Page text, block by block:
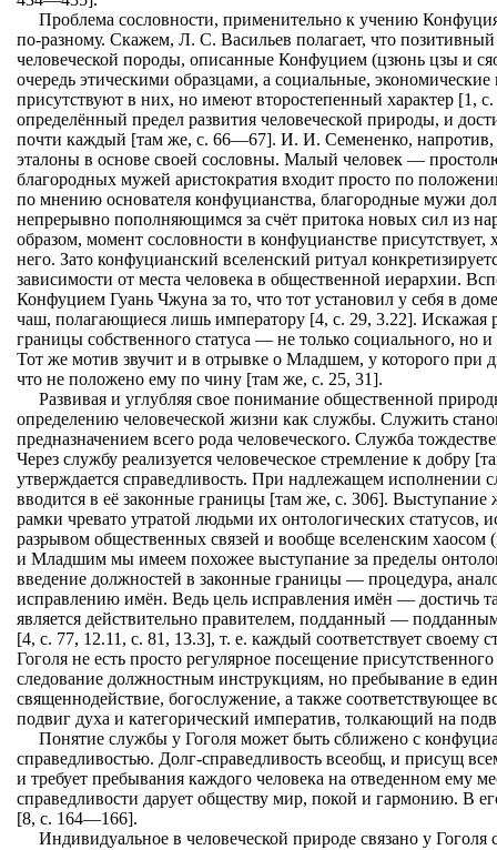
Проблема сословности, применительно к учению
по-разному. Скажем, Л. С. Васильев полагает, что
человеческой породы, описанные Конфуцием (цзюнь цзы и
очередь этическими образцами, а социальные,
присутствуют в них, но имеют второстепенный характер [1,
определённый предел развития человеческой природы, и
почти каждый [там же, с. 66—67]. И. И. Семененко, напротив,
эталоны в основе своей сословны. Малый человек —
благородных мужей аристократия входит просто по
по мнению основателя конфуцианства, благородные мужи
непрерывно пополняющимся за счёт притока новых сил из
образом, момент сословности в конфуцианстве присутствует,
него. Зато конфуцианский вселенский ритуал
зависимости от места человека в общественной иерархии.
Конфуцием Гуань Чжуна за то, что тот установил у себя в
чаш, полагающиеся лишь императору [4, с. 29, 3.22]. Искажая
границы собственного статуса — не только социального, но и
Тот же мотив звучит и в отрывке о Младшем, у которого при
что не положено ему по чину [там же, с. 25, 31].
Развивая и углубляя свое понимание общественной
определению человеческой жизни как службы. Служить
предназначением всего рода человеческого. Служба
Через службу реализуется человеческое стремление к добру
утверждается справедливость. При надлежащем исполнении
вводится в её законные границы [там же, с. 306]. Выступание
рамки чревато утратой людьми их онтологических статусов,
разрывом общественных связей и вообще вселенским хаосом
и Младшим мы имеем похожее выступание за пределы
введение должностей в законные границы — процедура,
исправлению имён. Ведь цель исправления имён — достичь
является действительно правителем, подданный —
[4, с. 77, 12.11, с. 81, 13.3], т. е. каждый соответствует своему
Гоголя не есть просто регулярное посещение
следование должностным инструкциям, но пребывание в
священнодействие, богослужение, а также соответствующее
подвиг духа и категорический императив, толкающий на
Понятие службы у Гоголя может быть сближено с
справедливостью. Долг-справедливость всеобщ, и присущ
и требует пребывания каждого человека на отведенном ему
справедливости дарует обществу мир, покой и гармонию. В
[8, с. 164—166].
Индивидуальное в человеческой природе связано у Гоголя